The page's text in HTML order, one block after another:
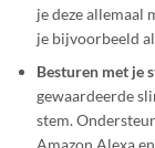
je deze allemaal
je bijvoorbeeld
Besturen met je
gewaardeerde
stem.